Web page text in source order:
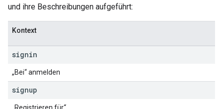
und ihre Beschreibungen aufgeführt:
Kontext
signin
„Bei“ anmelden
signup